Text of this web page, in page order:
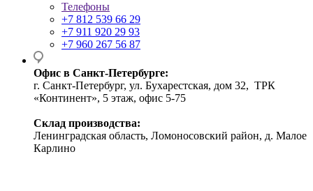
Телефоны
+7 812 539 66 29
+7 911 920 29 93
+7 960 267 56 87
Офис в Санкт-Петербурге:
г. Санкт-Петербург, ул. Бухарестская, дом 32, ТРК
«Континент», 5 этаж, офис 5-75
Склад производства:
Ленинградская область, Ломоносовский район, д. Малое
Карлино